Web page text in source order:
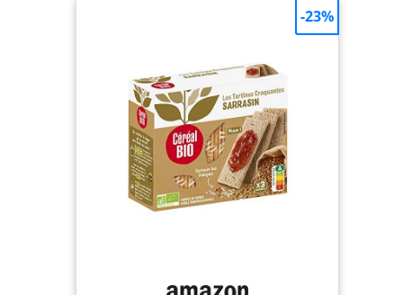
intolérantes ou sensibles au gluten et au lactose,
nos pains et tartines sans gluten allient praticité,
en format pratique, nos pains et tartines sans
gluten se savourent au petit-déjeuner ou au
repas, nature ou grillés, avec du sucré comme du
salé. L’ENGAGEMENT GERBLÉ POUR UNE
ALIMENTATION SANS GLUTEN : Gerblé Sans Gluten
propose des produits sûrs, gourmands et adaptés
aux régimes spécifiques, pour allier plaisir,
équilibre et praticité au quotidien.
-23%